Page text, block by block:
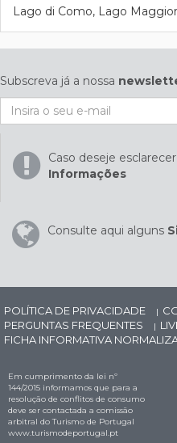
Lago di Como, Lago
Subscreva já a nossa
Caso deseje
Informações
Consulte aqui alguns
POLÍTICA DE PRIVACIDADE |
PERGUNTAS FREQUENTES |
FICHA INFORMATIVA
Em cumprimento da lei nº
144/2015 informamos que para a
resolução de conflitos de consumo
deve ser contactada a comissão
arbitral do Turismo de Portugal
www.turismodeportugal.pt